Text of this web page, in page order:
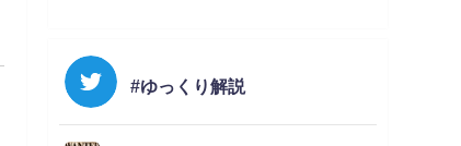
#ゆっくり解説